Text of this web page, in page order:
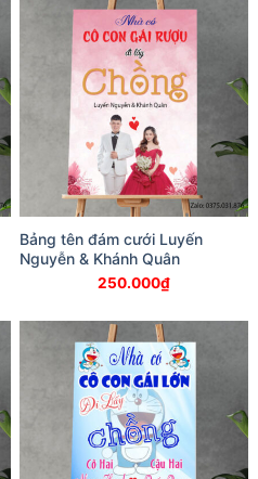
Bảng tên đám cưới Luyến
Nguyễn & Khánh Quân
250.000₫